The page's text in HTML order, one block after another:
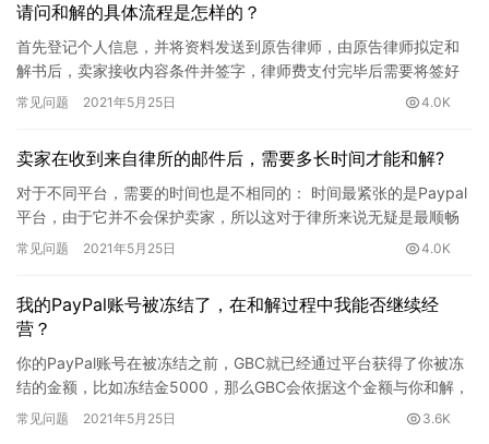
请问和解的具体流程是怎样的？
首先登记个人信息，并将资料发送到原告律师，由原告律师拟定和
解书后，卖家接收内容条件并签字，律师费支付完毕后需要将签好
字的和解书发送给原告，再由原告将确定的和解书发送到平台，平
常见问题 2021年5月25日 4.0K
卖家在收到来自律所的邮件后，需要多长时间才能和解?
对于不同平台，需要的时间也是不相同的： 时间最紧张的是Paypal
平台，由于它并不会保护卖家，所以这对于律所来说无疑是最顺畅
的和解通道，也是律所冻结账户最有效的。即使卖家没有收到律…
常见问题 2021年5月25日 4.0K
我的PayPal账号被冻结了，在和解过程中我能否继续经
营？
你的PayPal账号在被冻结之前，GBC就已经通过平台获得了你被冻
结的金额，比如冻结金5000，那么GBC会依据这个金额与你和解，
在此过程中你还是可以正常经营的，后面的营业额也不会…
常见问题 2021年5月25日 3.6K